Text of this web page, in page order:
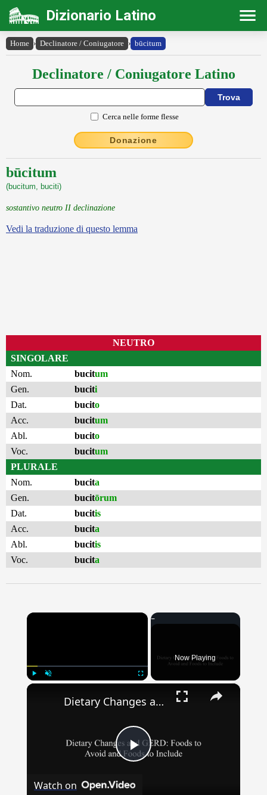
Dizionario Latino
Home › Declinatore / Coniugatore › būcitum
Declinatore / Coniugatore Latino
Cerca nelle forme flesse
Donazione
būcitum
(bucitum, buciti)
sostantivo neutro II declinazione
Vedi la traduzione di questo lemma
NEUTRO
SINGOLARE
Nom.
bucitum
Gen.
buciti
Dat.
bucito
Acc.
bucitum
Abl.
bucito
Voc.
bucitum
PLURALE
Nom.
bucita
Gen.
bucitōrum
Dat.
bucitis
Acc.
bucita
Abl.
bucitis
Voc.
bucita
×
Now Playing
×
Play
Dietary Changes and GERD: Foods to Avoid and Foods to Include
Watch on